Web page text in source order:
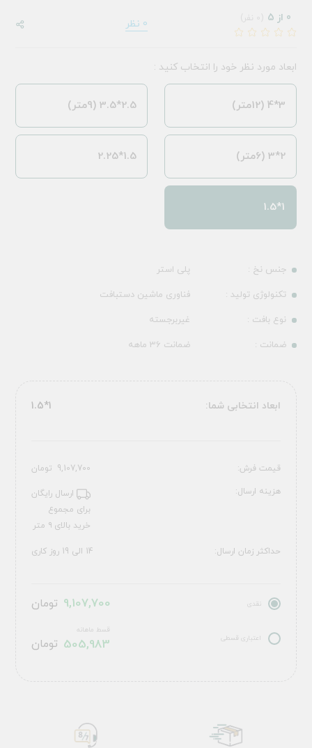
0 از 5 0 نظر
جنس نخ :
پلی استر
تکنولوژی تولید :
فناوری ماشین دستبافت
نوع بافت :
غیربرجسته
ضمانت :
ضمانت 36 ماهه
ابعاد مورد نظر خود را انتخاب کنید :
3*4 (12متر) 2.5*3.5 (9متر)
2*3 (6متر) 1.5*2.25
1*1.5
ابعاد انتخابی شما: 1*1.5
قیمت فرش: 9,107,700 تومان
هزینه ارسال:
ارسال رایگان
برای مجموع
خرید بالای ۹ متر
حداکثر زمان ارسال: 14 الی 19 روز کاری
نقدی 9,107,700 تومان
اعتباری قسطی
قسط ماهانه
505,983 تومان